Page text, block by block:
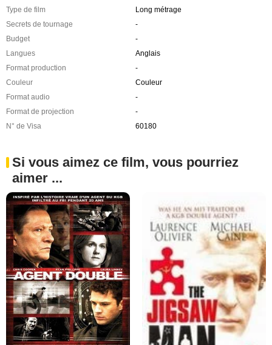
Type de film
Long métrage
Secrets de tournage
-
Budget
-
Langues
Anglais
Format production
-
Couleur
Couleur
Format audio
-
Format de projection
-
N° de Visa
60180
Si vous aimez ce film, vous pourriez
aimer ...